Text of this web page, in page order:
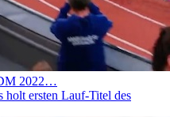
2022…
ersten Lauf-Titel des